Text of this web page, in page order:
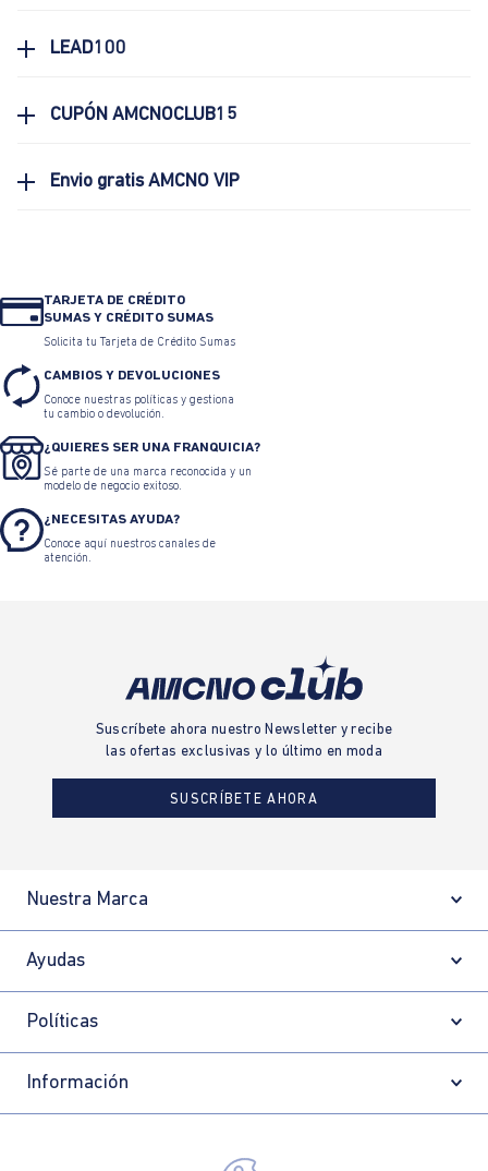
LEAD100
CUPÓN AMCNOCLUB15
Envio gratis AMCNO VIP
TARJETA DE CRÉDITO
SUMAS Y CRÉDITO SUMAS
Solicita tu Tarjeta de Crédito Sumas
CAMBIOS Y DEVOLUCIONES
Conoce nuestras políticas y gestiona
tu cambio o devolución.
¿QUIERES SER UNA FRANQUICIA?
Sé parte de una marca reconocida y un
modelo de negocio exitoso.
¿NECESITAS AYUDA?
Conoce aquí nuestros canales de
atención.
Suscríbete ahora nuestro Newsletter y recibe
las ofertas exclusivas y lo último en moda
SUSCRÍBETE AHORA
Nuestra Marca
Ayudas
Políticas
Información